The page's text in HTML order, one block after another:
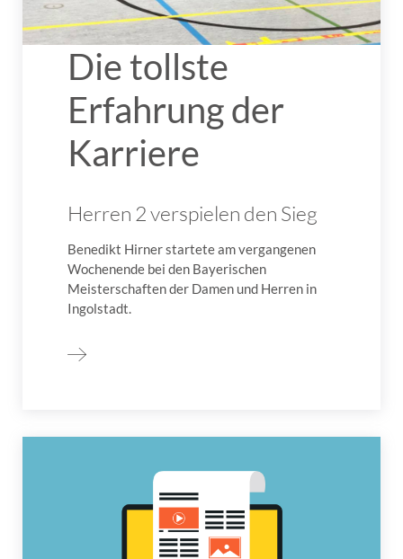
Die tollste
Erfahrung der
Karriere
Herren 2 verspielen den Sieg
Benedikt Hirner startete am vergangenen
Wochenende bei den Bayerischen
Meisterschaften der Damen und Herren in
Ingolstadt.